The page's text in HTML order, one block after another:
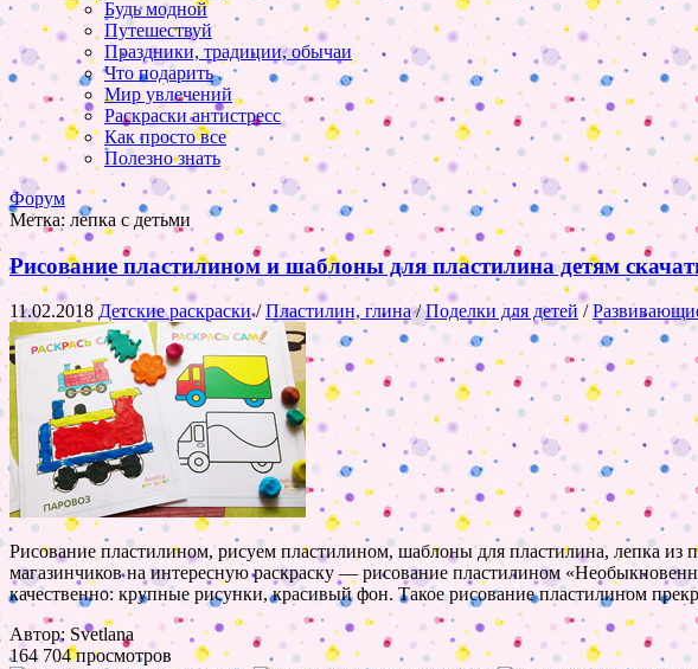
Будь модной
Путешествуй
Праздники, традиции, обычаи
Что подарить
Мир увлечений
Раскраски антистресс
Как просто все
Полезно знать
Форум
Метка: лепка с детьми
Рисование пластилином и шаблоны для пластилина детям
11.02.2018 Детские раскраски/Пластилин, глина/Поделки для детей /
Рисование пластилином, рисуем пластилином, шаблоны для пластилина, лепка
магазинчиков на интересную раскраску — рисование пластилином
качественно: крупные рисунки, красивый фон. Такое рисование пластилином
Автор: Svetlana
164 704 просмотров